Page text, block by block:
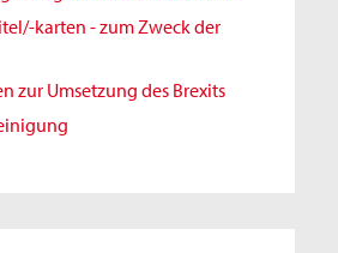
karten - zum Zweck der
zur Umsetzung des Brexits